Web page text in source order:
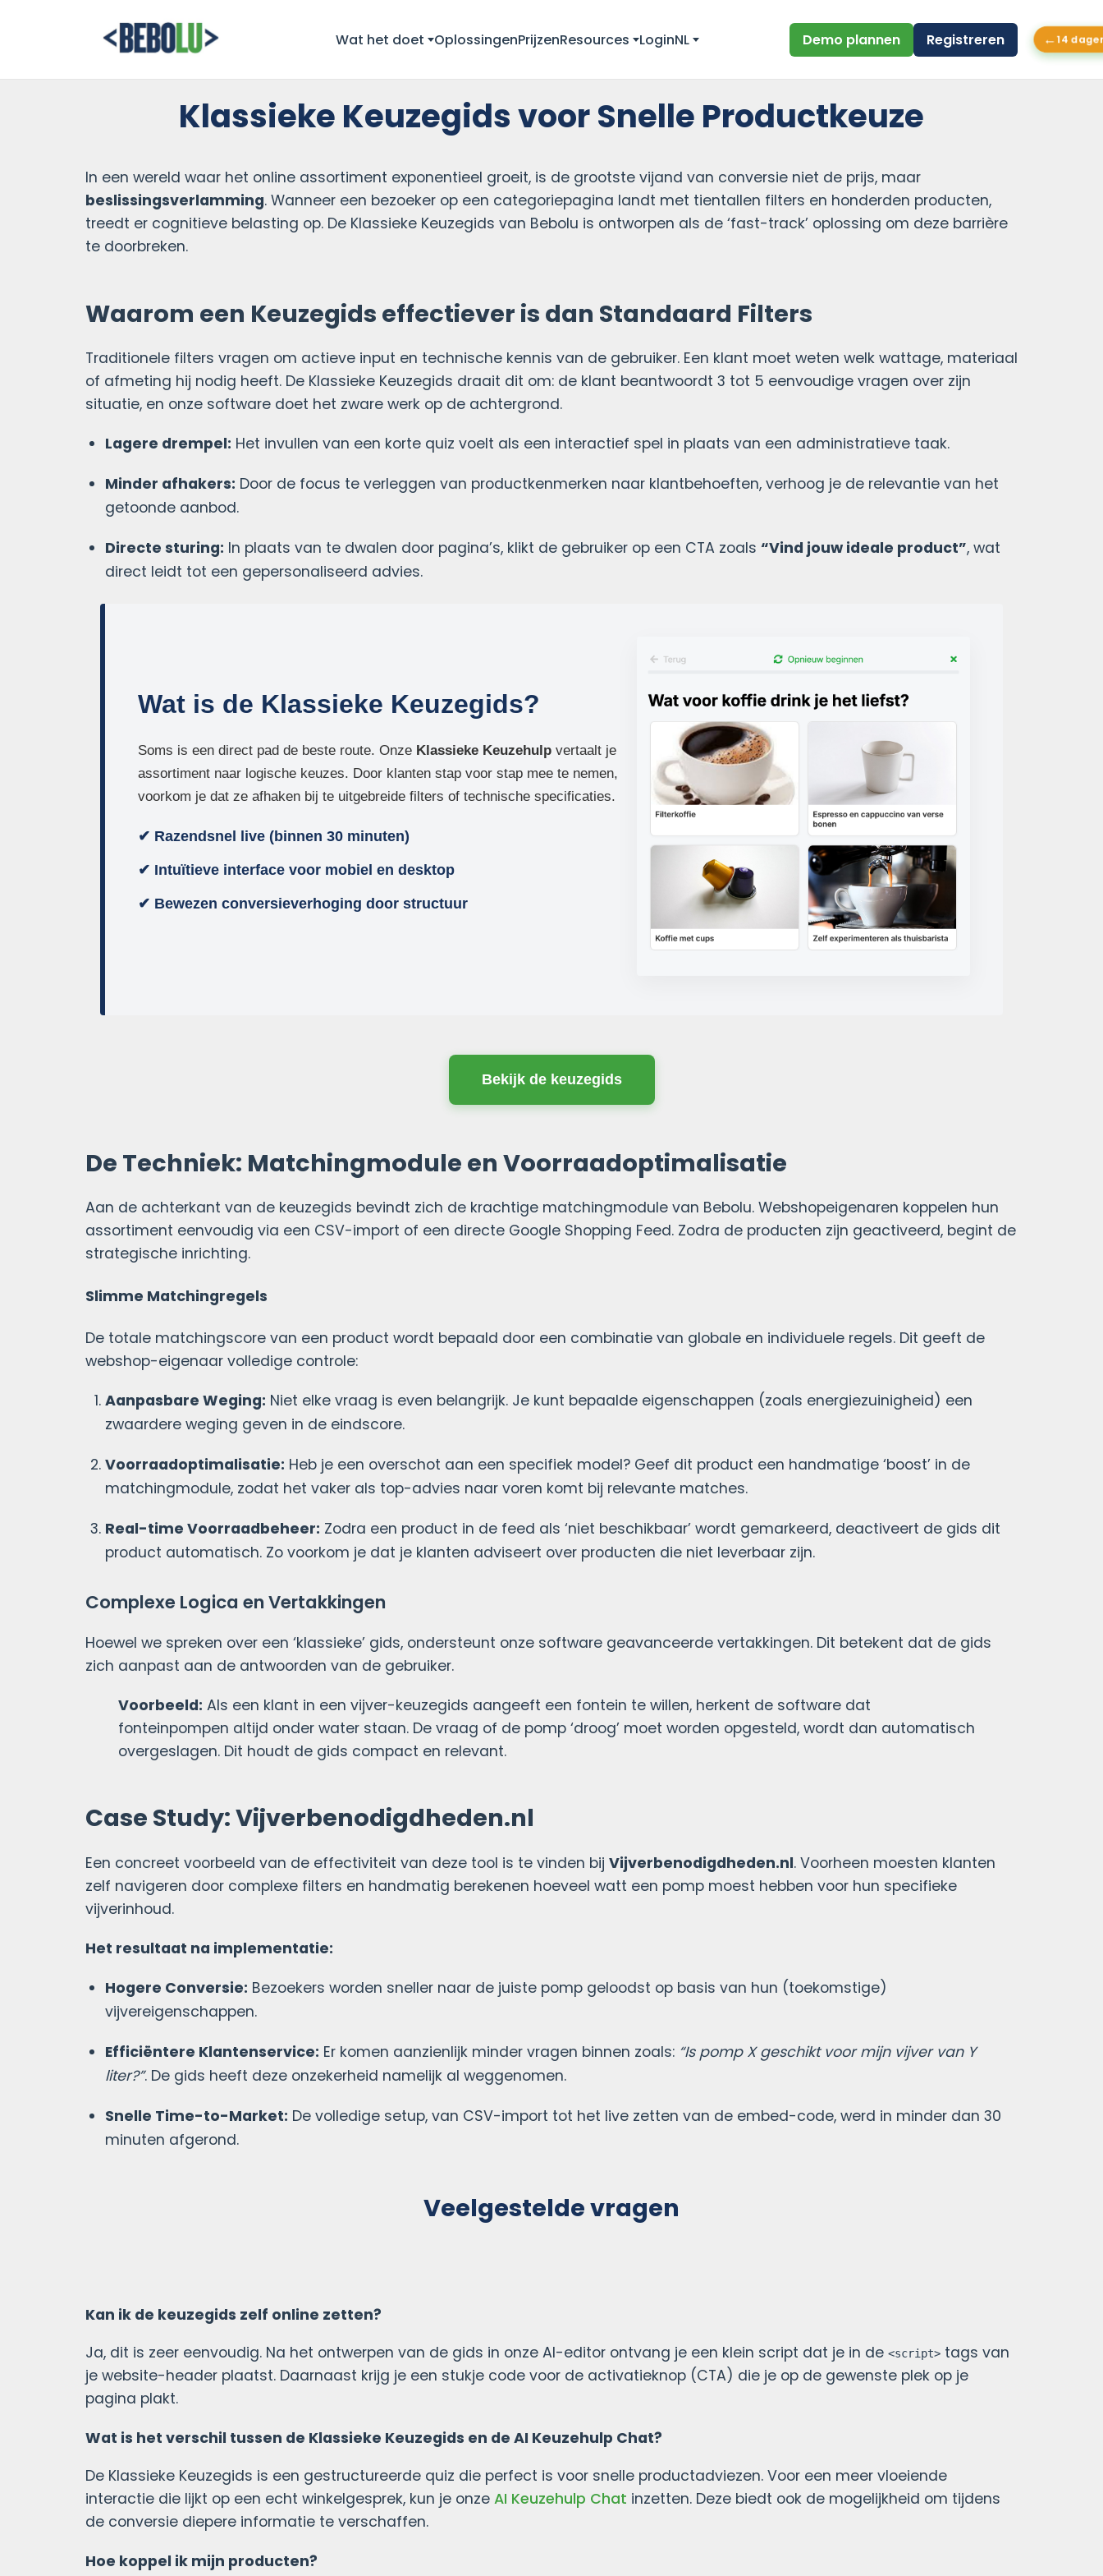
Wat het doet OplossingenPrijzenResources LoginNL Demo plannen Registreren ←14
Klassieke Keuzegids voor Snelle Productkeuze
In een wereld waar het online assortiment exponentieel groeit, is de grootste vijand van conversie niet de prijs, maar
beslissingsverlamming. Wanneer een bezoeker op een categoriepagina landt met tientallen filters en honderden producten,
treedt er cognitieve belasting op. De Klassieke Keuzegids van Bebolu is ontworpen als de ‘fast-track’ oplossing om deze barrière
te doorbreken.
Waarom een Keuzegids effectiever is dan Standaard Filters
Traditionele filters vragen om actieve input en technische kennis van de gebruiker. Een klant moet weten welk wattage, materiaal
of afmeting hij nodig heeft. De Klassieke Keuzegids draait dit om: de klant beantwoordt 3 tot 5 eenvoudige vragen over zijn
situatie, en onze software doet het zware werk op de achtergrond.
Lagere drempel: Het invullen van een korte quiz voelt als een interactief spel in plaats van een administratieve taak.
Minder afhakers: Door de focus te verleggen van productkenmerken naar klantbehoeften, verhoog je de relevantie van het
getoonde aanbod.
Directe sturing: In plaats van te dwalen door pagina’s, klikt de gebruiker op een CTA zoals “Vind jouw ideale product”, wat
direct leidt tot een gepersonaliseerd advies.
Wat is de Klassieke Keuzegids?
Soms is een direct pad de beste route. Onze Klassieke Keuzehulp vertaalt je
assortiment naar logische keuzes. Door klanten stap voor stap mee te nemen,
voorkom je dat ze afhaken bij te uitgebreide filters of technische specificaties.
✔ Razendsnel live (binnen 30 minuten)
✔ Intuïtieve interface voor mobiel en desktop
✔ Bewezen conversieverhoging door structuur
Bekijk de keuzegids
De Techniek: Matchingmodule en Voorraadoptimalisatie
Aan de achterkant van de keuzegids bevindt zich de krachtige matchingmodule van Bebolu. Webshopeigenaren koppelen hun
assortiment eenvoudig via een CSV-import of een directe Google Shopping Feed. Zodra de producten zijn geactiveerd, begint de
strategische inrichting.
Slimme Matchingregels
De totale matchingscore van een product wordt bepaald door een combinatie van globale en individuele regels. Dit geeft de
webshop-eigenaar volledige controle:
Aanpasbare Weging: Niet elke vraag is even belangrijk. Je kunt bepaalde eigenschappen (zoals energiezuinigheid) een
zwaardere weging geven in de eindscore.
Voorraadoptimalisatie: Heb je een overschot aan een specifiek model? Geef dit product een handmatige ‘boost’ in de
matchingmodule, zodat het vaker als top-advies naar voren komt bij relevante matches.
Real-time Voorraadbeheer: Zodra een product in de feed als ‘niet beschikbaar’ wordt gemarkeerd, deactiveert de gids dit
product automatisch. Zo voorkom je dat je klanten adviseert over producten die niet leverbaar zijn.
Complexe Logica en Vertakkingen
Hoewel we spreken over een ‘klassieke’ gids, ondersteunt onze software geavanceerde vertakkingen. Dit betekent dat de gids
zich aanpast aan de antwoorden van de gebruiker.
Voorbeeld: Als een klant in een vijver-keuzegids aangeeft een fontein te willen, herkent de software dat
fonteinpompen altijd onder water staan. De vraag of de pomp ‘droog’ moet worden opgesteld, wordt dan automatisch
overgeslagen. Dit houdt de gids compact en relevant.
Case Study: Vijverbenodigdheden.nl
Een concreet voorbeeld van de effectiviteit van deze tool is te vinden bij Vijverbenodigdheden.nl. Voorheen moesten klanten
zelf navigeren door complexe filters en handmatig berekenen hoeveel watt een pomp moest hebben voor hun specifieke
vijverinhoud.
Het resultaat na implementatie:
Hogere Conversie: Bezoekers worden sneller naar de juiste pomp geloodst op basis van hun (toekomstige)
vijvereigenschappen.
Efficiëntere Klantenservice: Er komen aanzienlijk minder vragen binnen zoals: “Is pomp X geschikt voor mijn vijver van Y
liter?”. De gids heeft deze onzekerheid namelijk al weggenomen.
Snelle Time-to-Market: De volledige setup, van CSV-import tot het live zetten van de embed-code, werd in minder dan 30
minuten afgerond.
Veelgestelde vragen
Kan ik de keuzegids zelf online zetten?
Ja, dit is zeer eenvoudig. Na het ontwerpen van de gids in onze AI-editor ontvang je een klein script dat je in de <script> tags van
je website-header plaatst. Daarnaast krijg je een stukje code voor de activatieknop (CTA) die je op de gewenste plek op je
pagina plakt.
Wat is het verschil tussen de Klassieke Keuzegids en de AI Keuzehulp Chat?
De Klassieke Keuzegids is een gestructureerde quiz die perfect is voor snelle productadviezen. Voor een meer vloeiende
interactie die lijkt op een echt winkelgesprek, kun je onze AI Keuzehulp Chat inzetten. Deze biedt ook de mogelijkheid om tijdens
de conversie diepere informatie te verschaffen.
Hoe koppel ik mijn producten?